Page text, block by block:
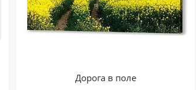
Дорога в поле